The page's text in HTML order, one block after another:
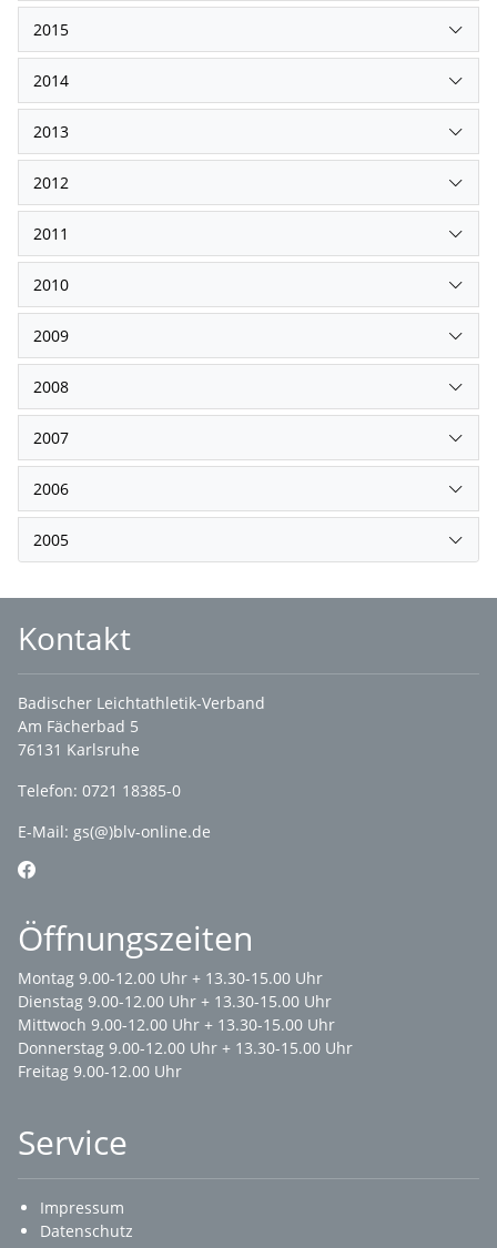
2015
2014
2013
2012
2011
2010
2009
2008
2007
2006
2005
Kontakt
Badischer Leichtathletik-Verband
Am Fächerbad 5
76131 Karlsruhe
Telefon: 0721 18385-0
E-Mail: gs(@)blv-online.de
Öffnungszeiten
Montag 9.00-12.00 Uhr + 13.30-15.00 Uhr
Dienstag 9.00-12.00 Uhr + 13.30-15.00 Uhr
Mittwoch 9.00-12.00 Uhr + 13.30-15.00 Uhr
Donnerstag 9.00-12.00 Uhr + 13.30-15.00 Uhr
Freitag 9.00-12.00 Uhr
Service
Impressum
Datenschutz